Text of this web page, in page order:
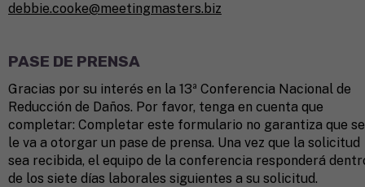
debbie.cooke@meetingmasters.biz
PASE DE PRENSA
Gracias por su interés en la 13ª Conferencia Nacional de
Reducción de Daños. Por favor, tenga en cuenta que
completar: Completar este formulario no garantiza que se
le va a otorgar un pase de prensa. Una vez que la solicitud
sea recibida, el equipo de la conferencia responderá
de los siete días laborales siguientes a su solicitud.